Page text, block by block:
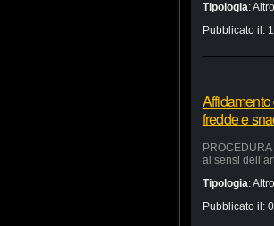
Tipologia:Altro
Pubblicato il:
fredde e
ai sensi
Tipologia:Altro
Pubblicato il: